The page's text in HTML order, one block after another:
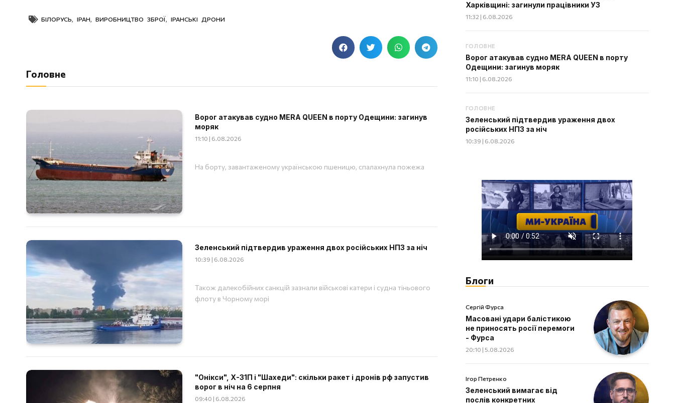
БІЛОРУСЬ, ІРАН, ВИРОБНИЦТВО ЗБРОЇ , ІРАНСЬКІ ДРОНИ
Головне
Ворог атакував судно MERA QUEEN в порту Одещини: загинув
моряк
11:10 | 6.08.2026
На борту, завантаженому українською пшеницю, спалахнула пожежа
Зеленський підтвердив ураження двох російських НПЗ за ніч
10:39 | 6.08.2026
Також далекобійних санкцій зазнали військові катери і судна тіньового
флоту в Чорному морі
"Онікси", Х-31П і "Шахеди": скільки ракет і дронів рф запустив
ворог в ніч на 6 серпня
09:40 | 6.08.2026
Харківщині: загинули працівники УЗ
11:32 | 6.08.2026
ГОЛОВНЕ
Ворог атакував судно MERA QUEEN в порту
Одещини: загинув моряк
11:10 | 6.08.2026
ГОЛОВНЕ
Зеленський підтвердив ураження двох
російських НПЗ за ніч
10:39 | 6.08.2026
Блоги
Сергій Фурса
Масовані удари балістикою
не приносять росії перемоги
- Фурса
20:10 | 5.08.2026
Ігор Петренко
Зеленський вимагає від
послів конкретних